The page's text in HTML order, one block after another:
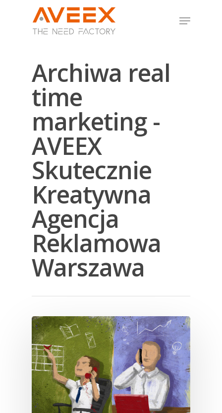
Hit enter to search or ESC to close
Archiwa real
time
marketing -
AVEEX
Skutecznie
Kreatywna
Agencja
Reklamowa
Warszawa